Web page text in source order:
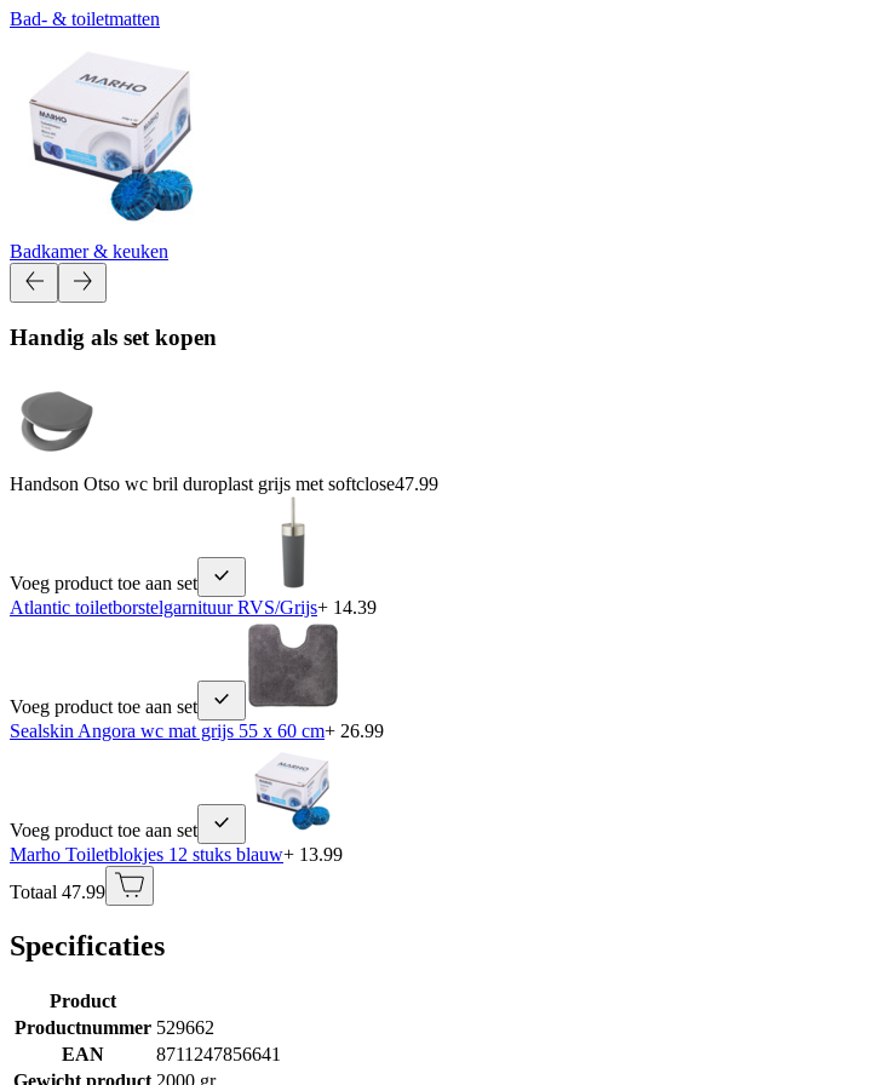
Bad- & toiletmatten
Badkamer & keuken
Handig als set kopen
Handson Otso wc bril duroplast grijs met softclose47.99
Voeg product toe aan set
Atlantic toiletborstelgarnituur RVS/Grijs+ 14.39
Voeg product toe aan set
Sealskin Angora wc mat grijs 55 x 60 cm+ 26.99
Voeg product toe aan set
Marho Toiletblokjes 12 stuks blauw+ 13.99
Totaal 47.99
Specificaties
Product
Productnummer 529662
EAN
8711247856641
Gewicht product 2000 gr